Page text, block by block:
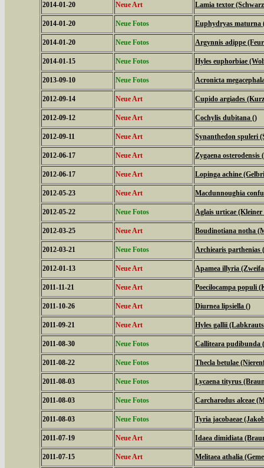
2014-01-20 Neue Art Lamia textor
2014-01-20 Neue Fotos Euphydryas maturna
2014-01-20 Neue Fotos Argynnis adippe
2014-01-15 Neue Fotos Hyles euphorbiae
2013-09-10 Neue Fotos Acronicta
2012-09-14 Neue Art Cupido argiades
2012-09-12 Neue Art Cochylis dubitana ()
2012-09-11 Neue Art Synanthedon spuleri
2012-06-17 Neue Art Zygaena
2012-06-17 Neue Art Lopinga achine
2012-05-23 Neue Art Macdunnoughia
2012-05-22 Neue Fotos Aglais urticae (Kleiner
2012-03-25 Neue Art Boudinotiana notha
2012-03-21 Neue Fotos Archiearis
2012-01-13 Neue Art Apamea illyria
2011-11-21 Neue Art Poecilocampa populi
2011-10-26 Neue Art Diurnea lipsiella ()
2011-09-21 Neue Art Hyles gallii
2011-08-30 Neue Fotos Calliteara pudibunda
2011-08-22 Neue Fotos Thecla betulae
2011-08-03 Neue Fotos Lycaena tityrus
2011-08-03 Neue Fotos Carcharodus alceae
2011-08-03 Neue Fotos Tyria jacobaeae
2011-07-19 Neue Art Idaea dimidiata
2011-07-15 Neue Art Melitaea athalia